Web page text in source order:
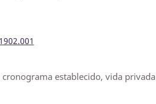
establecido, vida privada